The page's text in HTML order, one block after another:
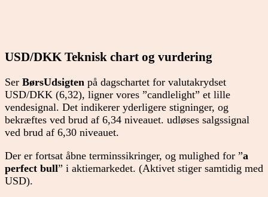
USD/DKK Teknisk chart og vurdering
Ser BørsUdsigten på dagschartet for valutakrydset
USD/DKK (6,32), ligner vores ”candlelight” et lille
vendesignal. Det indikerer yderligere stigninger, og
bekræftes ved brud af 6,34 niveauet. udløses salgssignal
ved brud af 6,30 niveauet.
Der er fortsat åbne terminssikringer, og mulighed for ”a
perfect bull” i aktiemarkedet. (Aktivet stiger samtidig med
USD).